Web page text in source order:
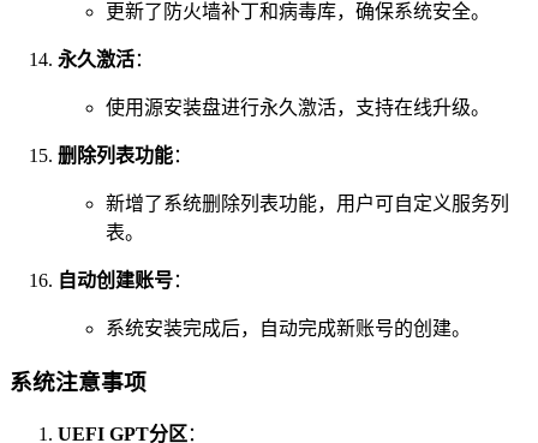
更新了防火墙补丁和病毒库，确保系统安全。
永久激活：
使用源安装盘进行永久激活，支持在线升级。
删除列表功能：
新增了系统删除列表功能，用户可自定义服务列
表。
自动创建账号：
系统安装完成后，自动完成新账号的创建。
系统注意事项
UEFI GPT分区：